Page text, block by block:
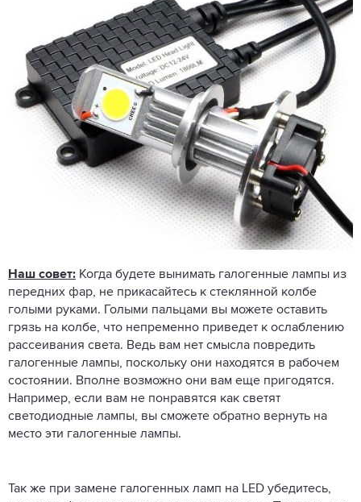
Наш совет: Когда будете вынимать галогенные лампы из
передних фар, не прикасайтесь к стеклянной колбе
голыми руками. Голыми пальцами вы можете оставить
грязь на колбе, что непременно приведет к ослаблению
рассеивания света. Ведь вам нет смысла повредить
галогенные лампы, поскольку они находятся в рабочем
состоянии. Вполне возможно они вам еще пригодятся.
Например, если вам не понравятся как светят
светодиодные лампы, вы сможете обратно вернуть на
место эти галогенные лампы.
Так же при замене галогенных ламп на LED убедитесь,